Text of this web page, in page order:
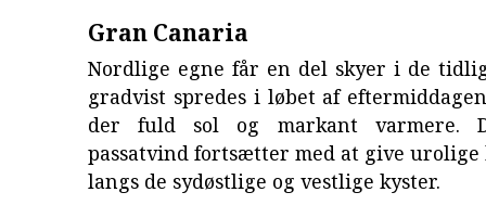
Gran Canaria
Nordlige egne får en del skyer i de
gradvist spredes i løbet af
der fuld sol og markant varmere.
passatvind fortsætter med at give
langs de sydøstlige og vestlige kyster.